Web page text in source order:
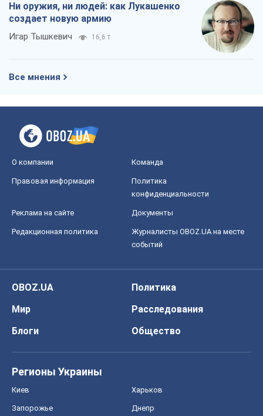
Ни оружия, ни людей: как Лукашенко
создает новую армию
Игар Тышкевич 16,6 т.
Все мнения
О компании Команда
Правовая информация
Политика
конфиденциальности
Реклама на сайте Документы
Редакционная политика
Журналисты OBOZ.UA на месте
событий
OBOZ.UA
Политика
Мир
Расследования
Блоги
Общество
Регионы Украины
Киев Харьков
Запорожье Днепр